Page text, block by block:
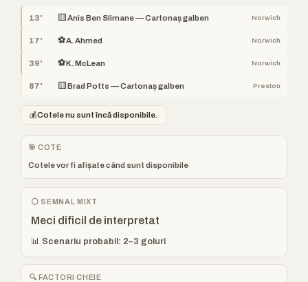
13' 🟨 Anis Ben Slimane — Cartonaș galben Norwich
17' ⚽A. Ahmed Norwich
39' ⚽K. McLean Norwich
87' 🟨 Brad Potts — Cartonaș galben Preston
💰Cotele nu sunt încă disponibile.
🎯 COTE
Cotele vor fi afișate când sunt disponibile
⚪ SEMNAL MIXT
Meci dificil de interpretat
📊 Scenariu probabil: 2–3 goluri
🔍 FACTORI CHEIE